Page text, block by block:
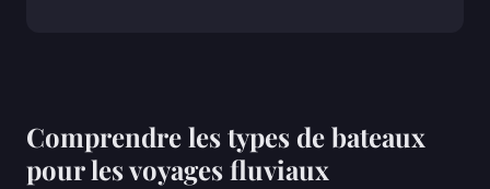
Comprendre les types de bateaux
pour les voyages fluviaux